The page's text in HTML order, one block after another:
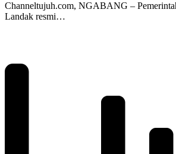
Channeltujuh.com, NGABANG –
Landak resmi…